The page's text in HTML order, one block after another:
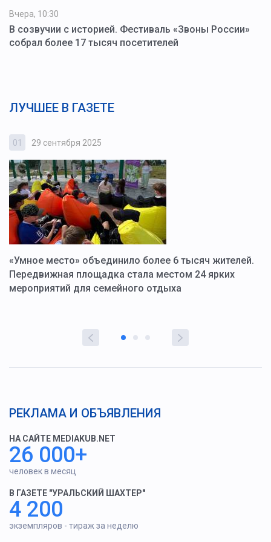
Вчера, 10:30
В созвучии с историей. Фестиваль «Звоны России»
собрал более 17 тысяч посетителей
ЛУЧШЕЕ В ГАЗЕТЕ
01 29 сентября 2025
«Умное место» объединило более 6 тысяч жителей.
Передвижная площадка стала местом 24 ярких
мероприятий для семейного отдыха
РЕКЛАМА И ОБЪЯВЛЕНИЯ
НА САЙТЕ MEDIAKUB.NET
26 000+
человек в месяц
В ГАЗЕТЕ "УРАЛЬСКИЙ ШАХТЕР"
4 200
экземпляров - тираж за неделю